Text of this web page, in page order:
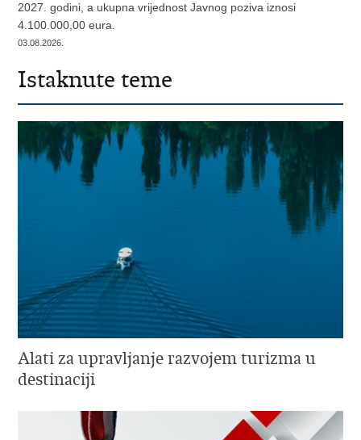
2027. godini, a ukupna vrijednost Javnog poziva iznosi
4.100.000,00 eura.
03.08.2026.
Istaknute teme
Alati za upravljanje razvojem turizma u
destinaciji